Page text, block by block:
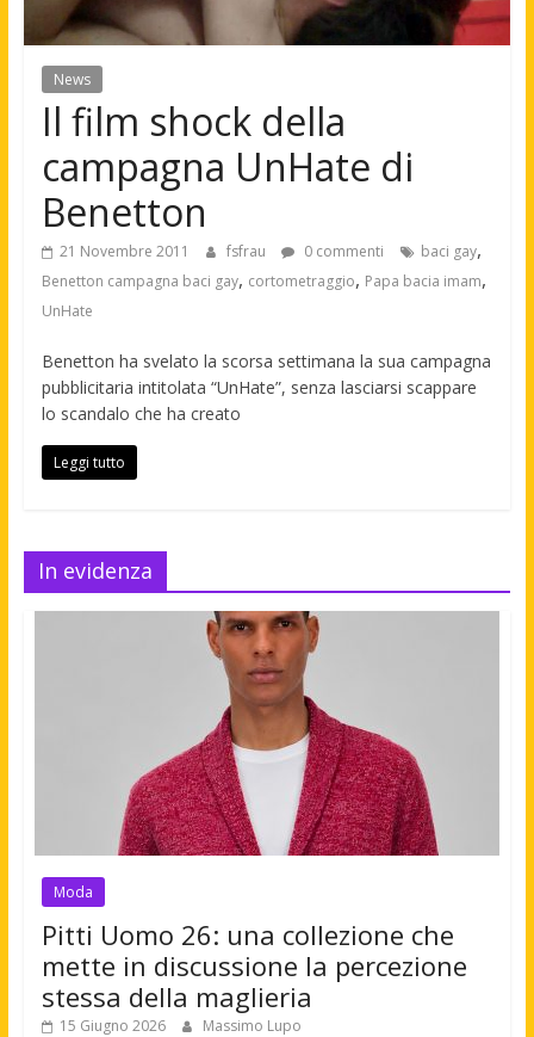
News
Il film shock della
campagna UnHate di
Benetton
21 Novembre 2011 fsfrau 0 commenti baci gay,
Benetton campagna baci gay, cortometraggio, Papa bacia imam,
UnHate
Benetton ha svelato la scorsa settimana la sua campagna
pubblicitaria intitolata “UnHate”, senza lasciarsi scappare
lo scandalo che ha creato
Leggi tutto
In evidenza
Moda
Pitti Uomo 26: una collezione che
mette in discussione la percezione
stessa della maglieria
15 Giugno 2026 Massimo Lupo